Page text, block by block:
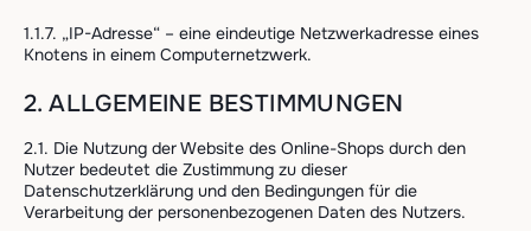
1.1.7. „IP-Adresse“ – eine eindeutige Netzwerkadresse eines
Knotens in einem Computernetzwerk.
2. ALLGEMEINE BESTIMMUNGEN
2.1. Die Nutzung der Website des Online-Shops durch den
Nutzer bedeutet die Zustimmung zu dieser
Datenschutzerklärung und den Bedingungen für die
Verarbeitung der personenbezogenen Daten des Nutzers.